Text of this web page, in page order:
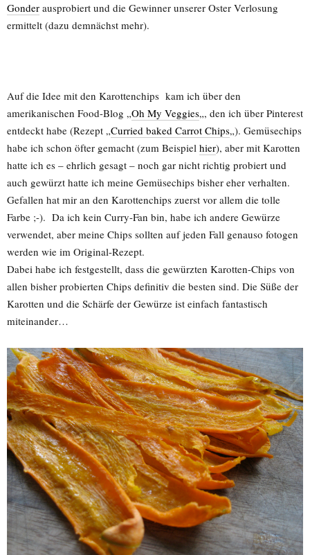
Gonder ausprobiert und die Gewinner unserer Oster Verlosung
ermittelt (dazu demnächst mehr).
Auf die Idee mit den Karottenchips kam ich über den
amerikanischen Food-Blog „Oh My Veggies„, den ich über Pinterest
entdeckt habe (Rezept „Curried baked Carrot Chips„). Gemüsechips
habe ich schon öfter gemacht (zum Beispiel hier), aber mit Karotten
hatte ich es – ehrlich gesagt – noch gar nicht richtig probiert und
auch gewürzt hatte ich meine Gemüsechips bisher eher verhalten.
Gefallen hat mir an den Karottenchips zuerst vor allem die tolle
Farbe ;-). Da ich kein Curry-Fan bin, habe ich andere Gewürze
verwendet, aber meine Chips sollten auf jeden Fall genauso fotogen
werden wie im Original-Rezept.
Dabei habe ich festgestellt, dass die gewürzten Karotten-Chips von
allen bisher probierten Chips definitiv die besten sind. Die Süße der
Karotten und die Schärfe der Gewürze ist einfach fantastisch
miteinander…